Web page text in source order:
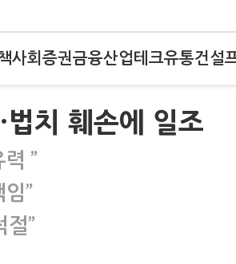
사회 증권금융산업테크유통건설
법치 훼손에 일조
”
”
절”